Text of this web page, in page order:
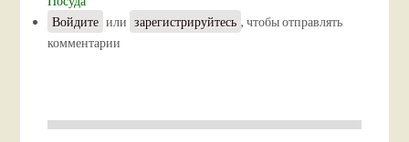
Войдите или зарегистрируйтесь , чтобы отправлять
комментарии